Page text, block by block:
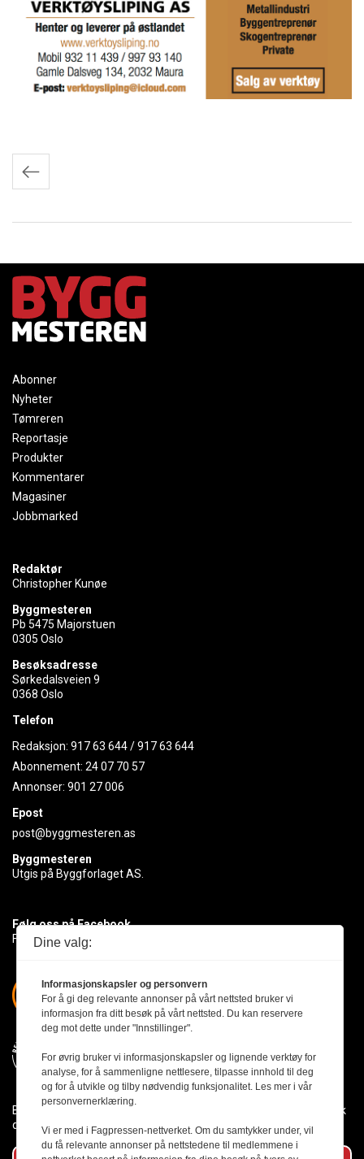
Innleggnavigasjon
Abonner
Nyheter
Tømreren
Reportasje
Produkter
Kommentarer
Magasiner
Jobbmarked
Redaktør
Christopher Kunøe
Byggmesteren
Pb 5475 Majorstuen
0305 Oslo
Besøksadresse
Sørkedalsveien 9
0368 Oslo
Telefon
Redaksjon: 917 63 644/917 63 644
Abonnement: 24 07 70 57
Annonser: 901 27 006
Epost
post@byggmesteren.as
Byggmesteren
Utgis på Byggforlaget AS.
Følg oss på Facebook
Få med deg det siste innen byggebransjen
Byggmesteren følger Vær Varsom-plakaten og presseetikken slik
den er nedfelt i Redaktørplakaten.
Dine valg:
Informasjonskapsler og personvern
For å gi deg relevante annonser på vårt nettsted bruker vi
informasjon fra ditt besøk på vårt nettsted. Du kan reservere
deg mot dette under "Innstillinger".
For øvrig bruker vi informasjonskapsler og lignende verktøy for
analyse, for å sammenligne nettlesere, tilpasse innhold til deg
og for å utvikle og tilby nødvendig funksjonalitet. Les mer i vår
personvernerklæring.
Vi er med i Fagpressen-nettverket. Om du samtykker under, vil
du få relevante annonser på nettstedene til medlemmene i